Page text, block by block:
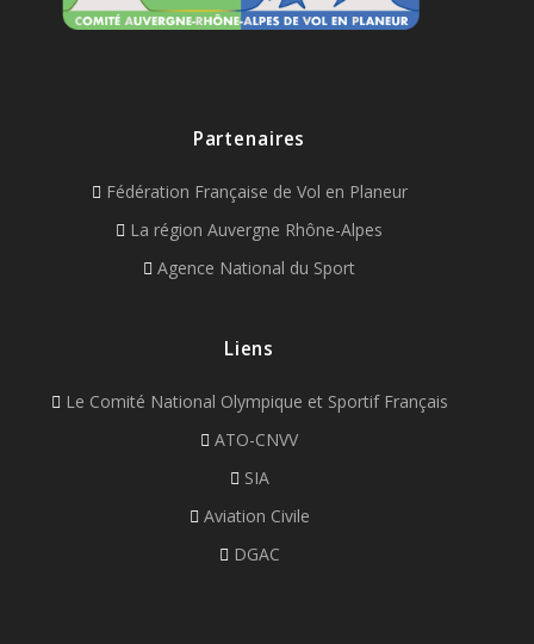
Partenaires
Fédération Française de Vol en Planeur
La région Auvergne Rhône-Alpes
Agence National du Sport
Liens
Le Comité National Olympique et Sportif Français
ATO-CNVV
SIA
Aviation Civile
DGAC